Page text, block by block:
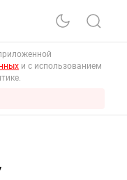
и с использованием